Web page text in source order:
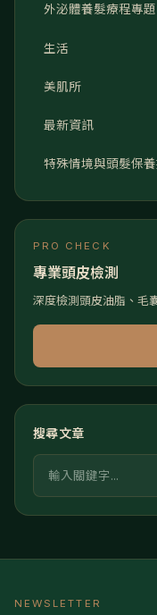
外泌體養髮療程專題
生活
美肌所
最新資訊
特殊情境與頭髮保
PRO CHECK
專業頭皮檢測
深度檢測頭皮油脂、毛
搜尋文章
關鍵字
NEWSLETTER